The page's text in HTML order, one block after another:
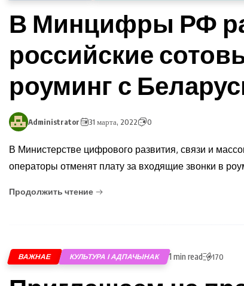
В Минцифры РФ
российские
роуминг с
Administrator 31 марта, 2022 0
В Министерстве цифрового развития, связи и
операторы отменят плату за входящие звонки в
Продолжить чтение
ВАЖНАЕ КУЛЬТУРА І АДПАЧЫНАК 1 min read 170